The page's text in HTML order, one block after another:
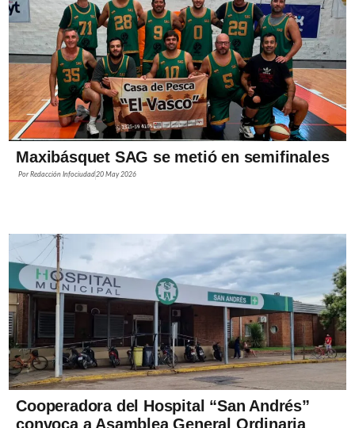
Maxibásquet SAG se metió en semifinales
PorRedacción Infociudad 20 May 2026
Cooperadora del Hospital “San Andrés”
convoca a Asamblea General Ordinaria